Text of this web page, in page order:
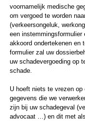
voornamelijk medische
om vergoed te worden
(verkeersongeluk,
een
akkoord ondertekenen en
formulier zal uw
uw schadevergoeding op
schade.
U hoeft niets te vrezen
gegevens die we
zijn bij uw schadegeval
advocaat …) en dit met